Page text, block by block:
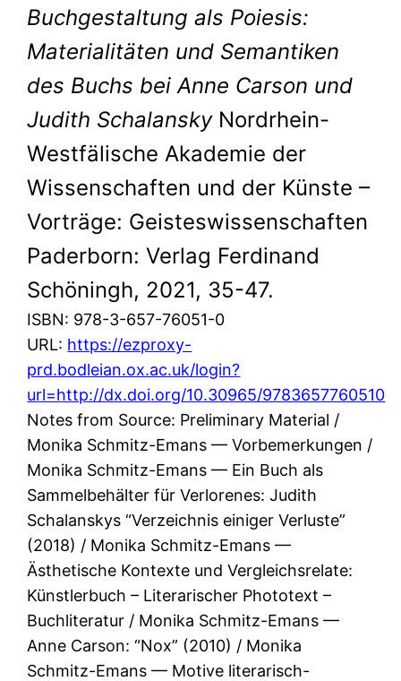
Buchgestaltung als Poiesis:
Materialitäten und Semantiken
des Buchs bei Anne Carson und
Judith SchalanskyNordrhein-
Westfälische Akademie der
Wissenschaften und der Künste –
Vorträge: Geisteswissenschaften
Paderborn: Verlag Ferdinand
Schöningh, 2021, 35-47.
ISBN: 978-3-657-76051-0
URL: https://ezproxy-
prd.bodleian.ox.ac.uk/login?
url=http://dx.doi.org/10.30965/9783657760510
Notes from Source: Preliminary Material /
Monika Schmitz-Emans — Vorbemerkungen /
Monika Schmitz-Emans — Ein Buch als
Sammelbehälter für Verlorenes: Judith
Schalanskys “Verzeichnis einiger Verluste”
(2018) / Monika Schmitz-Emans —
Ästhetische Kontexte und Vergleichsrelate:
Künstlerbuch – Literarischer Phototext –
Buchliteratur / Monika Schmitz-Emans —
Anne Carson: “Nox” (2010) / Monika
Schmitz-Emans — Motive literarisch-